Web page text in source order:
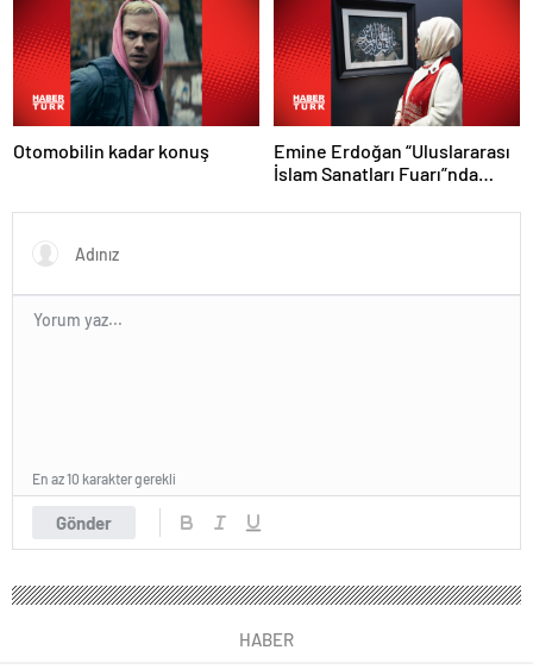
Otomobilin kadar konuş
Emine Erdoğan “Uluslararası
İslam Sanatları Fuarı”nda
Gönder
En az 10 karakter gerekli
HABER